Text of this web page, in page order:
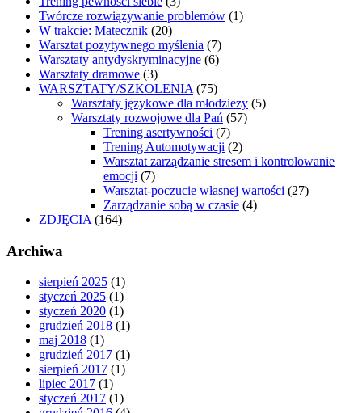
Twórcze rozwiązywanie problemów (1)
W trakcie: Matecznik (20)
Warsztat pozytywnego myślenia (7)
Warsztaty antydyskryminacyjne (6)
Warsztaty dramowe (3)
WARSZTATY/SZKOLENIA (75)
Warsztaty językowe dla młodziezy (5)
Warsztaty rozwojowe dla Pań (57)
Trening asertywności (7)
Trening Automotywacji (2)
Warsztat zarządzanie stresem i kontrolowanie
emocji (7)
Warsztat-poczucie własnej wartości (27)
Zarządzanie sobą w czasie (4)
ZDJĘCIA (164)
Archiwa
sierpień 2025 (1)
styczeń 2025 (1)
styczeń 2020 (1)
grudzień 2018 (1)
maj 2018 (1)
grudzień 2017 (1)
sierpień 2017 (1)
lipiec 2017 (1)
styczeń 2017 (1)